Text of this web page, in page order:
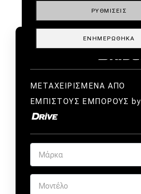
ΜΕΤΑΧΕΙΡΙΣΜΕΝΑ ΑΠΟ
ΕΜΠΙΣΤΟΥΣ ΕΜΠΟΡΟΥΣ by
ΡΥΘΜΊΣΕΙΣ
ΕΝΗΜΕΡΏΘΗΚΑ